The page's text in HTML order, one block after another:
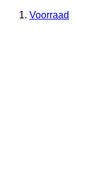
Voorraad